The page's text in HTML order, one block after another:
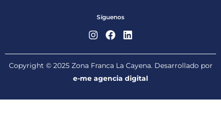
Síguenos
Copyright © 2025 Zona Franca La Cayena. Desarrollado por
e-me agencia digital